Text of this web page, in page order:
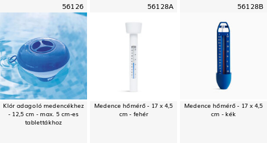
56126
Klór adagoló medencékhez
- 12,5 cm - max. 5 cm-es
tablettákhoz
56128A
Medence hőmérő - 17 x 4,5
cm - fehér
56128B
Medence hőmérő - 17 x 4,5
cm - kék